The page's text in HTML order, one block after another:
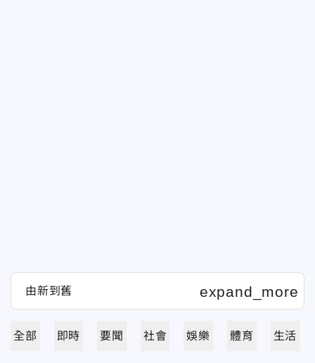
全部 即時 要聞 社會 娛樂 體育 生活